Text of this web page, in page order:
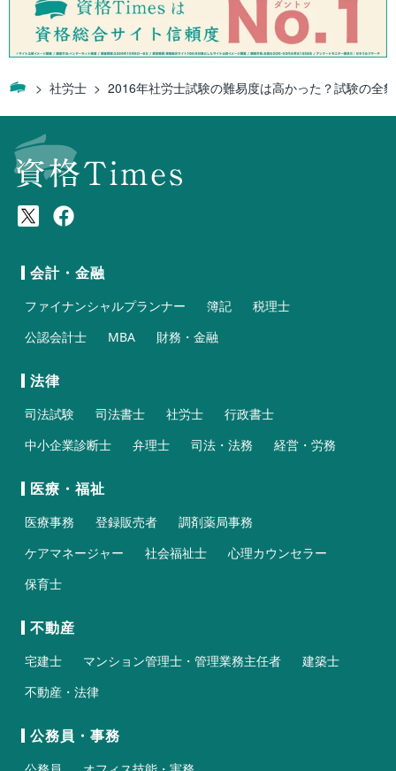
社労士 2016年社労士試験の難易度は高かった？試験の全
会計・金融
ファイナンシャルプランナー 簿記
税理士
公認会計士
MBA 財務・金融
法律
司法試験 司法書士 社労士
行政書士
中小企業診断士
弁理士 司法・法務 経営・労務
医療・福祉
医療事務 登録販売者
調剤薬局事務
ケアマネージャー
社会福祉士
心理カウンセラー
保育士
不動産
宅建士 マンション管理士・管理業務主任者
建築士
不動産・法律
公務員・事務